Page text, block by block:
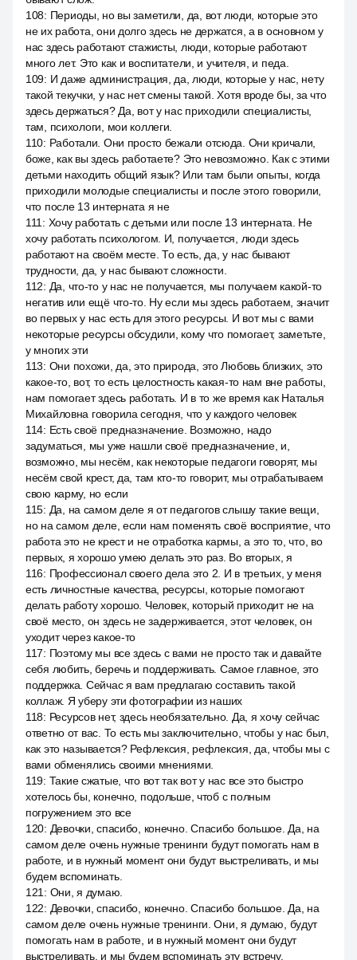
108: Периоды, но вы заметили, да, вот люди, которые это
не их работа, они долго здесь не держатся, а в основном у
нас здесь работают стажисты, люди, которые работают
много лет. Это как и воспитатели, и учителя, и педа.
109: И даже администрация, да, люди, которые у нас, нету
такой текучки, у нас нет смены такой. Хотя вроде бы, за что
здесь держаться? Да, вот у нас приходили специалисты,
там, психологи, мои коллеги.
110: Работали. Они просто бежали отсюда. Они кричали,
боже, как вы здесь работаете? Это невозможно. Как с этими
детьми находить общий язык? Или там были опыты, когда
приходили молодые специалисты и после этого говорили,
что после 13 интерната я не
111 : Хочу работать с детьми или после 13 интерната. Не
хочу работать психологом. И, получается, люди здесь
работают на своём месте. То есть, да, у нас бывают
трудности, да, у нас бывают сложности.
112: Да, что-то у нас не получается, мы получаем какой-то
негатив или ещё что-то. Ну если мы здесь работаем, значит
во первых у нас есть для этого ресурсы. И вот мы с вами
некоторые ресурсы обсудили, кому что помогает, заметьте,
у многих эти
113: Они похожи, да, это природа, это Любовь близких, это
какое-то, вот, то есть целостность какая-то нам вне работы,
нам помогает здесь работать. И в то же время как Наталья
Михайловна говорила сегодня, что у каждого человек
114: Есть своё предназначение. Возможно, надо
задуматься, мы уже нашли своё предназначение, и,
возможно, мы несём, как некоторые педагоги говорят, мы
несём свой крест, да, там кто-то говорит, мы отрабатываем
свою карму, но если
115: Да, на самом деле я от педагогов слышу такие вещи,
но на самом деле, если нам поменять своё восприятие, что
работа это не крест и не отработка кармы, а это то, что, во
первых, я хорошо умею делать это раз. Во вторых, я
116: Профессионал своего дела это 2. И в третьих, у меня
есть личностные качества, ресурсы, которые помогают
делать работу хорошо. Человек, который приходит не на
своё место, он здесь не задерживается, этот человек, он
уходит через какое-то
117: Поэтому мы все здесь с вами не просто так и давайте
себя любить, беречь и поддерживать. Самое главное, это
поддержка. Сейчас я вам предлагаю составить такой
коллаж. Я уберу эти фотографии из наших
118: Ресурсов нет, здесь необязательно. Да, я хочу сейчас
ответно от вас. То есть мы заключительно, чтобы у нас был,
как это называется? Рефлексия, рефлексия, да, чтобы мы с
вами обменялись своими мнениями.
119: Такие сжатые, что вот так вот у нас все это быстро
хотелось бы, конечно, подольше, чтоб с полным
погружением это все
120: Девочки, спасибо, конечно. Спасибо большое. Да, на
самом деле очень нужные тренинги будут помогать нам в
работе, и в нужный момент они будут выстреливать, и мы
будем вспоминать.
121 : Они, я думаю.
122: Девочки, спасибо, конечно. Спасибо большое. Да, на
самом деле очень нужные тренинги. Они, я думаю, будут
помогать нам в работе, и в нужный момент они будут
выстреливать, и мы будем вспоминать эту встречу.